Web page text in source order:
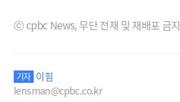
ⓒ cpbc News, 무단 전재 및 재배포 금지
기자 이힘
lensman@cpbc.co.kr